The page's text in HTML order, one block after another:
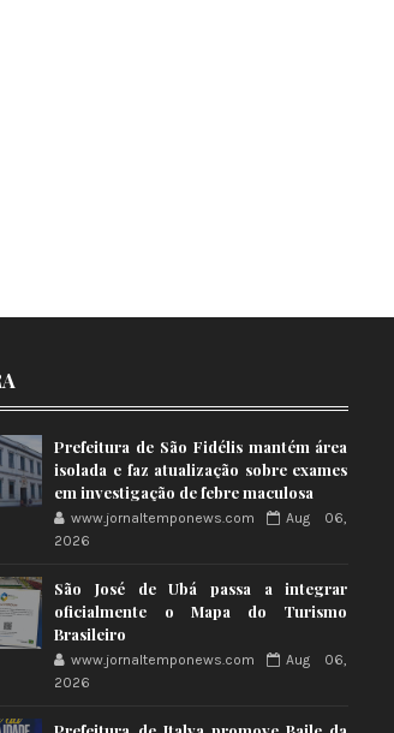
Prefeitura de São Fidélis mantém área
isolada e faz atualização sobre exames
em investigação de febre maculosa
www.jornaltemponews.com
Aug 06,
2026
São José de Ubá passa a integrar
oficialmente o Mapa do Turismo
Brasileiro
www.jornaltemponews.com
Aug 06,
2026